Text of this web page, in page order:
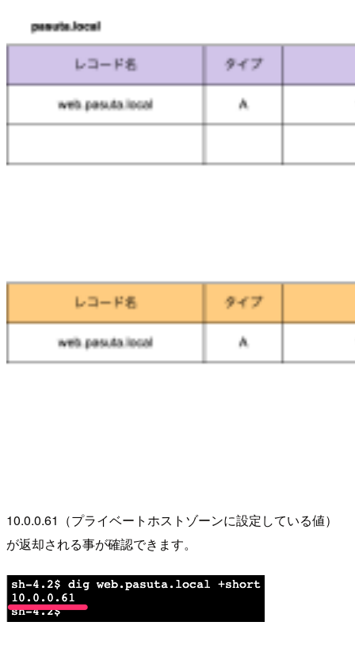
10.0.0.61（プライベートホストゾーンに設定している値）
が返却される事が確認できます。